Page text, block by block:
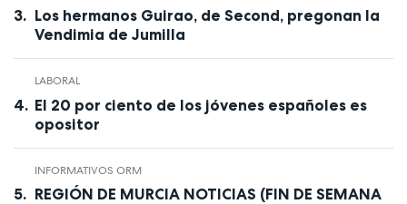
Los hermanos Guirao, de Second, pregonan la
Vendimia de Jumilla
LABORAL
El 20 por ciento de los jóvenes españoles es
opositor
INFORMATIVOS ORM
REGIÓN DE MURCIA NOTICIAS (FIN DE SEMANA